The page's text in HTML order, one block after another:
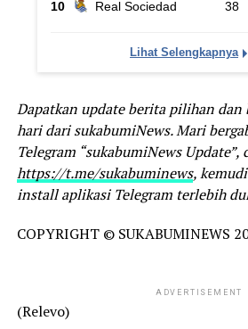
Dapatkan update berita pilihan dan
hari dari sukabumiNews. Mari
Telegram “sukabumiNews
https://t.me/sukabuminews,
install aplikasi Telegram terlebih
COPYRIGHT © SUKABUMINEWS
ADVERTISEMENT
(Relevo)